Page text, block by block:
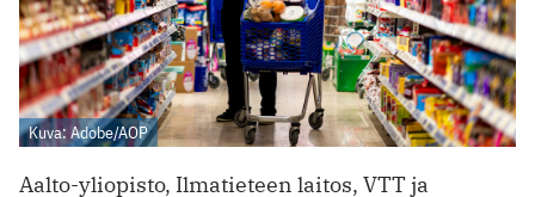
Kuva: Adobe/AOP
Aalto-yliopisto, Ilmatieteen laitos, VTT ja